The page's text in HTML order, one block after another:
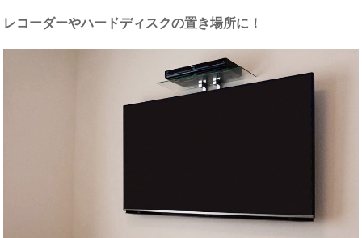
レコーダーやハードディスクの置き場所に！